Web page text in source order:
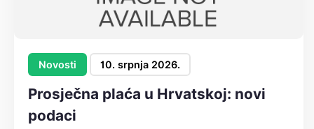
Novosti 10. srpnja 2026.
Prosječna plaća u Hrvatskoj: novi
podaci